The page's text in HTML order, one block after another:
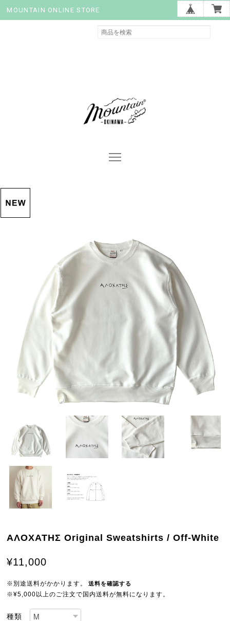
MOUNTAIN ONLINE STORE
ΑΛΟΧΑΤΗΣ Original Sweatshirts / Off-White
¥11,000
※別途送料がかかります。 送料を確認する
※¥5,000以上のご注文で国内送料が無料になります。
種類